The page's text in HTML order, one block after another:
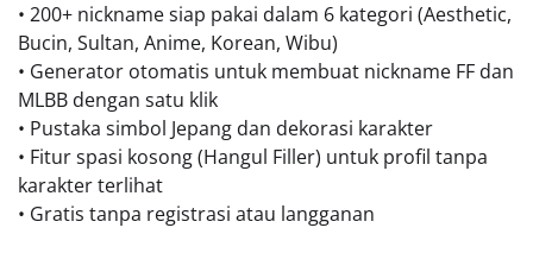
• 200+ nickname siap pakai dalam 6 kategori (Aesthetic,
Bucin, Sultan, Anime, Korean, Wibu)
• Generator otomatis untuk membuat nickname FF dan
MLBB dengan satu klik
• Pustaka simbol Jepang dan dekorasi karakter
• Fitur spasi kosong (Hangul Filler) untuk profil tanpa
karakter terlihat
• Gratis tanpa registrasi atau langganan